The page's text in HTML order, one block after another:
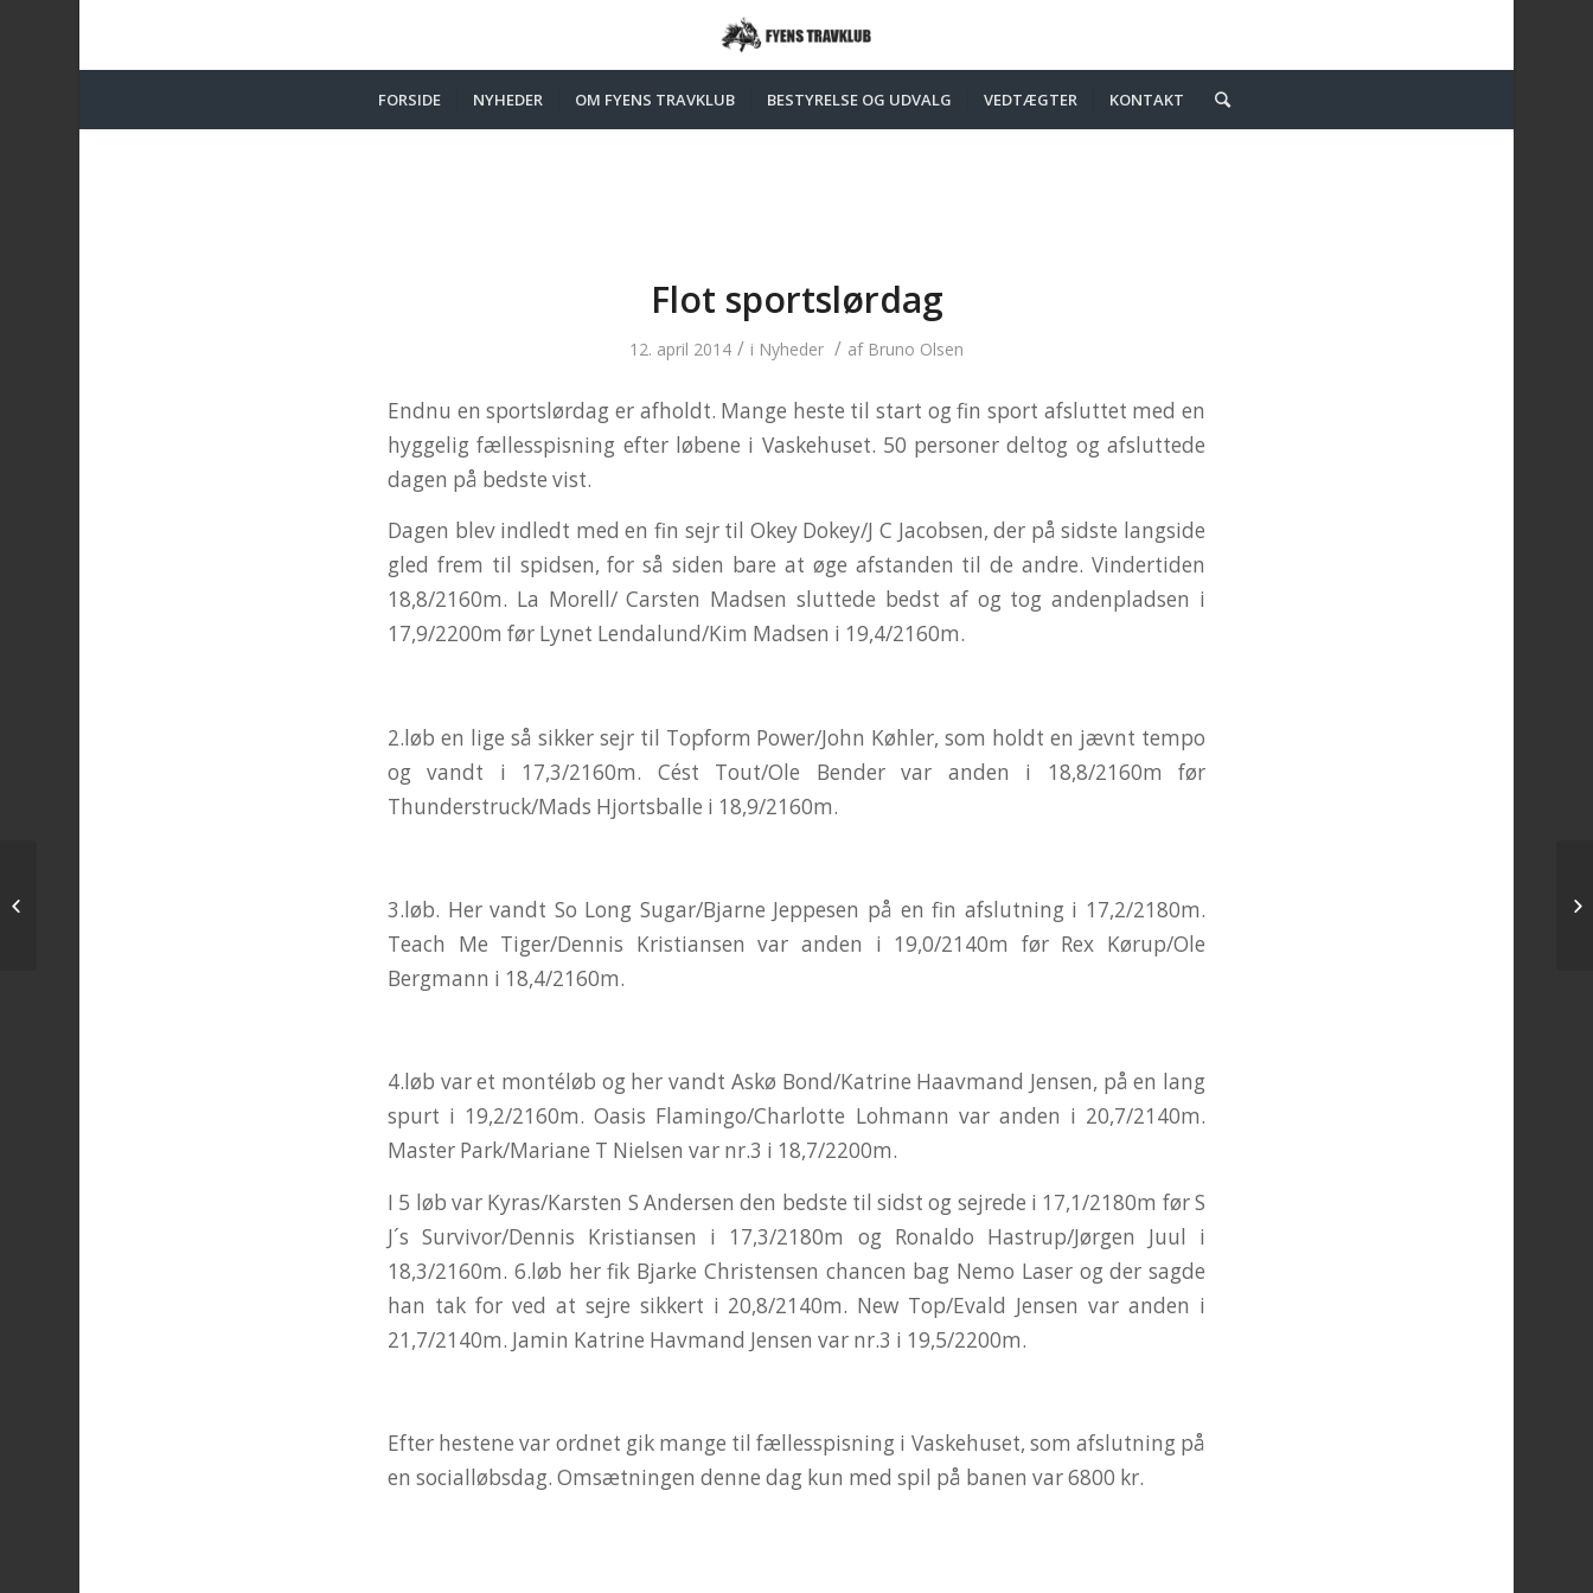
FORSIDE NYHEDER OM FYENS TRAVKLUB BESTYRELSE OG UDVALG VEDTÆGTER KONTAKT
Flot sportslørdag
12. april 2014 / i Nyheder / af Bruno Olsen
Endnu en sportslørdag er afholdt. Mange heste til start og fin sport afsluttet med en
hyggelig fællesspisning efter løbene i Vaskehuset. 50 personer deltog og afsluttede
dagen på bedste vist.
Dagen blev indledt med en fin sejr til Okey Dokey/J C Jacobsen, der på sidste langside
gled frem til spidsen, for så siden bare at øge afstanden til de andre. Vindertiden
18,8/2160m. La Morell/ Carsten Madsen sluttede bedst af og tog andenpladsen i
17,9/2200m før Lynet Lendalund/Kim Madsen i 19,4/2160m.
2.løb en lige så sikker sejr til Topform Power/John Køhler, som holdt en jævnt tempo
og vandt i 17,3/2160m. Cést Tout/Ole Bender var anden i 18,8/2160m før
Thunderstruck/Mads Hjortsballe i 18,9/2160m.
3.løb. Her vandt So Long Sugar/Bjarne Jeppesen på en fin afslutning i 17,2/2180m.
Teach Me Tiger/Dennis Kristiansen var anden i 19,0/2140m før Rex Kørup/Ole
Bergmann i 18,4/2160m.
4.løb var et montéløb og her vandt Askø Bond/Katrine Haavmand Jensen, på en lang
spurt i 19,2/2160m. Oasis Flamingo/Charlotte Lohmann var anden i 20,7/2140m.
Master Park/Mariane T Nielsen var nr.3 i 18,7/2200m.
I 5 løb var Kyras/Karsten S Andersen den bedste til sidst og sejrede i 17,1/2180m før S
J´s Survivor/Dennis Kristiansen i 17,3/2180m og Ronaldo Hastrup/Jørgen Juul i
18,3/2160m. 6.løb her fik Bjarke Christensen chancen bag Nemo Laser og der sagde
han tak for ved at sejre sikkert i 20,8/2140m. New Top/Evald Jensen var anden i
21,7/2140m. Jamin Katrine Havmand Jensen var nr.3 i 19,5/2200m.
Efter hestene var ordnet gik mange til fællesspisning i Vaskehuset, som afslutning på
en socialløbsdag. Omsætningen denne dag kun med spil på banen var 6800 kr.